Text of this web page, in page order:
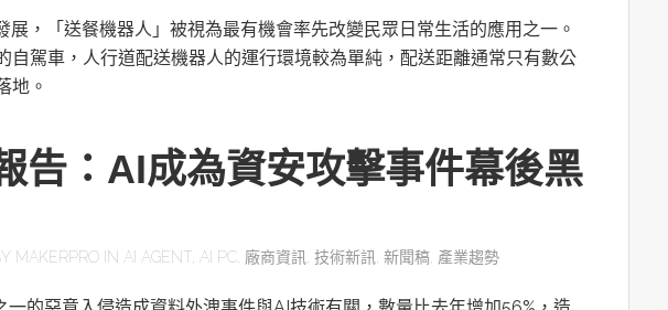
展，「送餐機器人」被視為最有機會率先改變民眾日常生活的應用之一。
自駕車，人行道配送機器人的運行環境較為單純，配送距離通常只有數公
地。
告：AI成為資安攻擊事件幕後黑
MAKERPRO IN AI AGENT AI PC 廠商資訊 技術新訊 新聞稿 產業趨勢